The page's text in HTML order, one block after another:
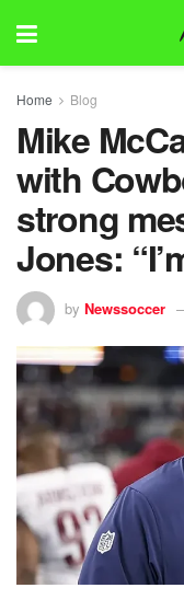
Home Blog
Mike
with
strong
Jones:
by Newssoccer